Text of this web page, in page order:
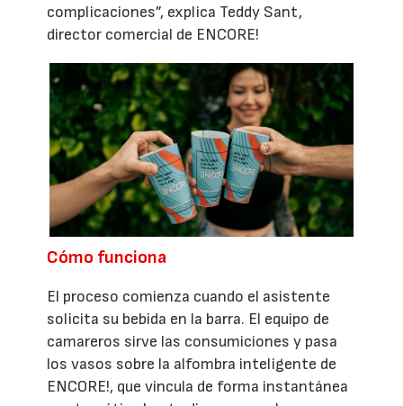
complicaciones”, explica Teddy Sant,
director comercial de ENCORE!
Cómo funciona
El proceso comienza cuando el asistente
solicita su bebida en la barra. El equipo de
camareros sirve las consumiciones y pasa
los vasos sobre la alfombra inteligente de
ENCORE!, que vincula de forma instantánea